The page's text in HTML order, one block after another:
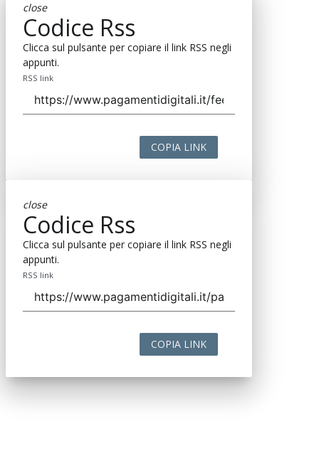
close
Codice Rss
Clicca sul pulsante per copiare il link RSS negli
appunti.
RSS link
COPIA LINK
close
Codice Rss
Clicca sul pulsante per copiare il link RSS negli
appunti.
RSS link
COPIA LINK